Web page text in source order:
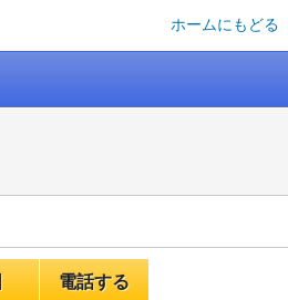
ホームにもどる
電話する